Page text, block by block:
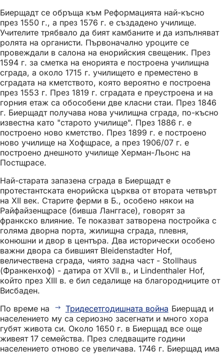
Биерщадт се обръща към Реформацията най-късно
през 1550 г., а през 1576 г. е създадено училище.
Учителите трябвало да бият камбаните и да изпълняват
ролята на органисти. Първоначално уроците се
провеждали в салона на енорийския свещеник. През
1594 г. за сметка на енорията е построена училищна
сграда, а около 1715 г. училището е преместено в
сградата на кметството, която вероятно е построена
през 1553 г. През 1819 г. сградата е преустроена и на
горния етаж са обособени две класни стаи. През 1846
г. Биерщадт получава нова училищна сграда, по-късно
известна като "старото училище". През 1886 г. е
построено ново кметство. През 1899 г. е построено
ново училище на Хофщрасе, а през 1906/07 г. е
построено днешното училище Херман-Льонс на
Постщрасе.
Най-старата запазена сграда в Биерщадт е
протестантската енорийска църква от втората четвърт
на XII век. Старите ферми в Б., особено някои на
Райфайзенщрасе (бивша Ланггасе), говорят за
франкско влияние. Те показват затворена постройка с
голяма дворна порта, жилищна сграда, плевня,
конюшни и двор в центъра. Два исторически особено
важни двора са бившият Bleidenstadter Hof,
величествена сграда, чиято задна част - Stollhaus
(Франкенхоф) - датира от XVII в., и Lindenthaler Hof,
който през XIII в. е бил седалище на благородниците от
Висбаден.
По време на
Тридесетгодишната война Биерщад и
населението му са сериозно засегнати и много хора
губят живота си. Около 1650 г. в Биерщад все още
живеят 17 семейства. През следващите години
населението отново се увеличава. 1746 г. Биерщад има